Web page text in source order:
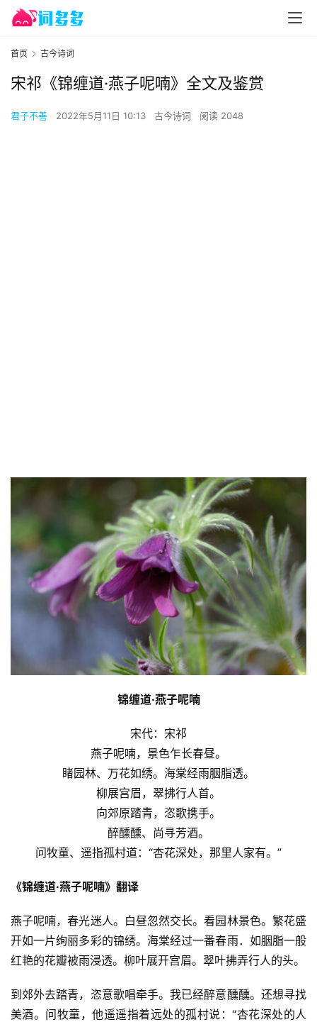
首页 古今诗词
宋祁《锦缠道·燕子呢喃》全文及鉴赏
君子不善 2022年5月11日 10:13 古今诗词 阅读 2048
锦缠道·燕子呢喃
宋代：宋祁
燕子呢喃，景色乍长春昼。
睹园林、万花如绣。海棠经雨胭脂透。
柳展宫眉，翠拂行人首。
向郊原踏青，恣歌携手。
醉醺醺、尚寻芳酒。
问牧童、遥指孤村道：“杏花深处，那里人家有。”
《锦缠道·燕子呢喃》翻译
燕子呢喃，春光迷人。白昼忽然交长。看园林景色。繁花盛
开如一片绚丽多彩的锦绣。海棠经过一番春雨．如胭脂一般
红艳的花瓣被雨浸透。柳叶展开宫眉。翠叶拂弄行人的头。
到郊外去踏青，恣意歌唱牵手。我已经醉意醺醺。还想寻找
美酒。问牧童，他遥遥指着远处的孤村说：“杏花深处的人